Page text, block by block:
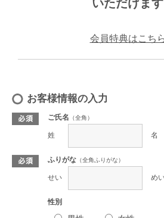
いただけます
会員特典はこち
お客様情報の入力
ご氏名 （全角）
姓 名
ふりがな （全角ふりがな）
せい め
性別